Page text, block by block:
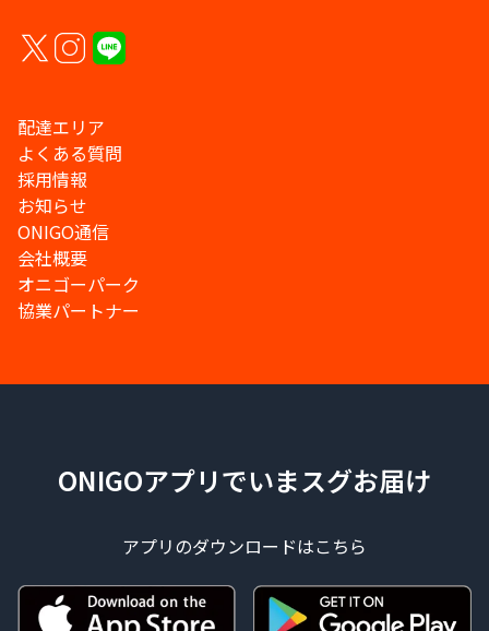
配達エリア
よくある質問
採用情報
お知らせ
ONIGO通信
会社概要
オニゴーパーク
協業パートナー
ONIGOアプリでいまスグお届け
アプリのダウンロードはこちら